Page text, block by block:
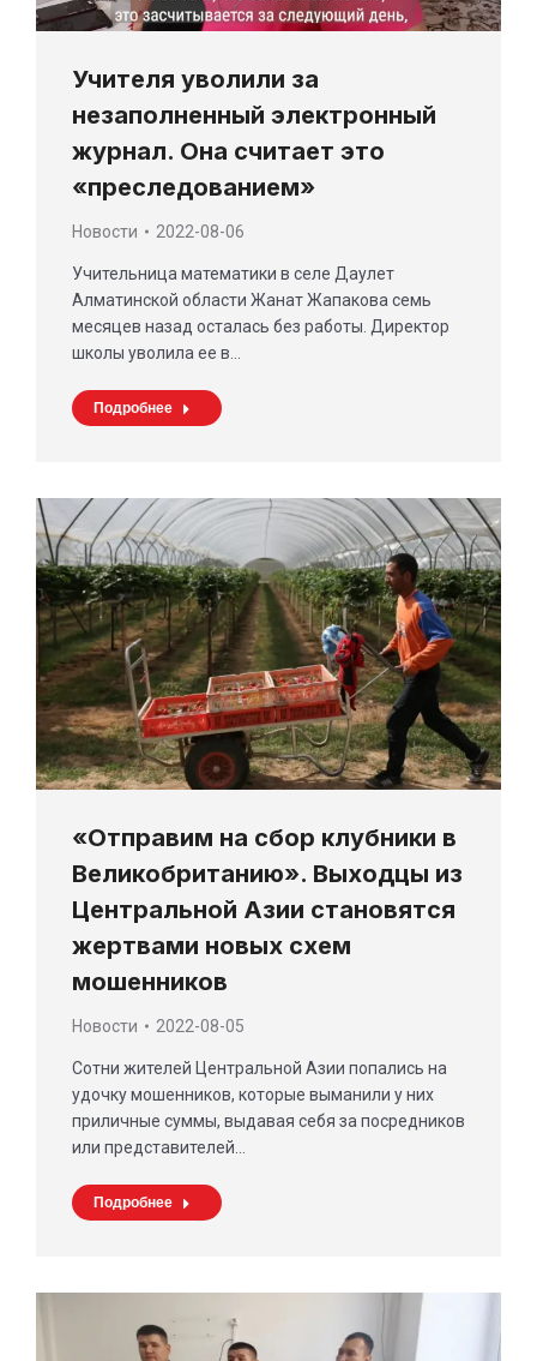
Учителя уволили за
незаполненный электронный
журнал. Она считает это
«преследованием»
Новости 2022-08-06
Учительница математики в селе Даулет
Алматинской области Жанат Жапакова семь
месяцев назад осталась без работы. Директор
школы уволила ее в…
Подробнее
«Отправим на сбор клубники в
Великобританию». Выходцы из
Центральной Азии становятся
жертвами новых схем
мошенников
Новости 2022-08-05
Сотни жителей Центральной Азии попались на
удочку мошенников, которые выманили у них
приличные суммы, выдавая себя за посредников
или представителей…
Подробнее